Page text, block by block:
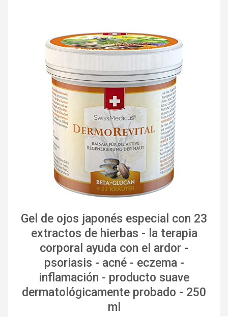
Gel de ojos japonés especial con 23
extractos de hierbas - la terapia
corporal ayuda con el ardor -
psoriasis - acné - eczema -
inflamación - producto suave
dermatológicamente probado - 250
ml